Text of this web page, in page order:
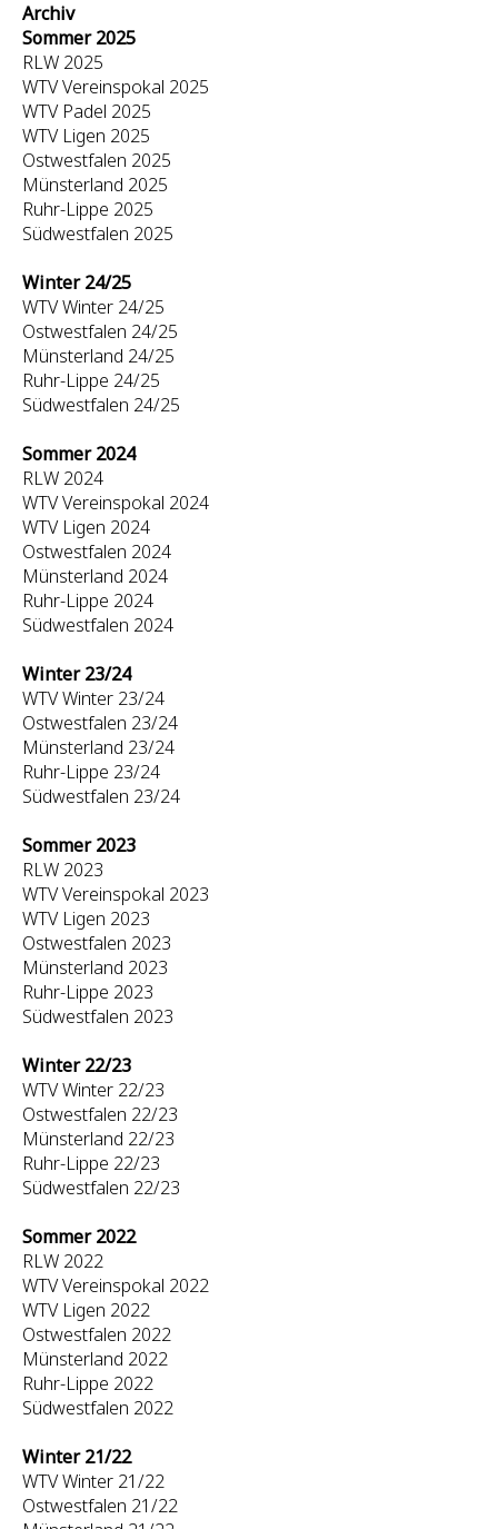
Archiv
Sommer 2025
RLW 2025
WTV Vereinspokal 2025
WTV Padel 2025
WTV Ligen 2025
Ostwestfalen 2025
Münsterland 2025
Ruhr-Lippe 2025
Südwestfalen 2025
Winter 24/25
WTV Winter 24/25
Ostwestfalen 24/25
Münsterland 24/25
Ruhr-Lippe 24/25
Südwestfalen 24/25
Sommer 2024
RLW 2024
WTV Vereinspokal 2024
WTV Ligen 2024
Ostwestfalen 2024
Münsterland 2024
Ruhr-Lippe 2024
Südwestfalen 2024
Winter 23/24
WTV Winter 23/24
Ostwestfalen 23/24
Münsterland 23/24
Ruhr-Lippe 23/24
Südwestfalen 23/24
Sommer 2023
RLW 2023
WTV Vereinspokal 2023
WTV Ligen 2023
Ostwestfalen 2023
Münsterland 2023
Ruhr-Lippe 2023
Südwestfalen 2023
Winter 22/23
WTV Winter 22/23
Ostwestfalen 22/23
Münsterland 22/23
Ruhr-Lippe 22/23
Südwestfalen 22/23
Sommer 2022
RLW 2022
WTV Vereinspokal 2022
WTV Ligen 2022
Ostwestfalen 2022
Münsterland 2022
Ruhr-Lippe 2022
Südwestfalen 2022
Winter 21/22
WTV Winter 21/22
Ostwestfalen 21/22